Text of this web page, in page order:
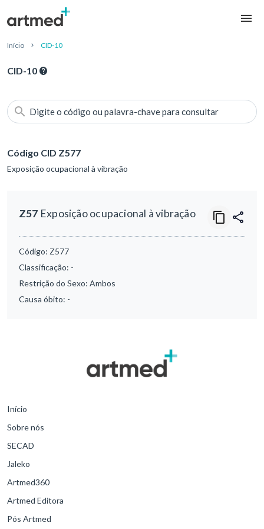
Início CID-10
CID-10
Digite o código ou palavra-chave para consultar
Código CID Z577
Exposição ocupacional à vibração
Z57 Exposição ocupacional à vibração
Código: Z577
Classificação: -
Restrição do Sexo: Ambos
Causa óbito: -
Início
Sobre nós
SECAD
Jaleko
Artmed360
Artmed Editora
Pós Artmed